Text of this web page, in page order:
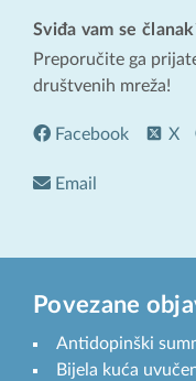
Sviđa vam se
Preporučite ga
društvenih mreža!
Facebook X
Email
Povezane
Antidopinški
Bijela kuća